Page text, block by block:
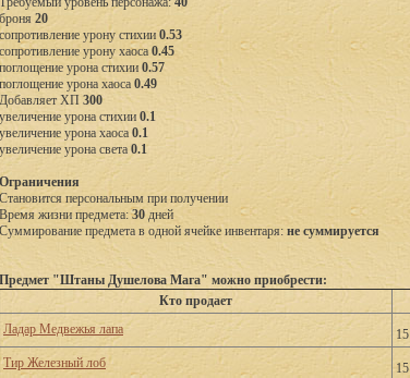
броня 20
сопротивление урону стихии 0.53
сопротивление урону хаоса 0.45
поглощение урона стихии 0.57
поглощение урона хаоса 0.49
Добавляет ХП 300
увеличение урона стихии 0.1
увеличение урона хаоса 0.1
увеличение урона света 0.1
Ограничения
Становится персональным при получении
Время жизни предмета:30 дней
Суммирование предмета в одной ячейке инвентаря: не суммируется
Предмет "Штаны Душелова Мага" можно приобрести:
Кто продает
Ладар Медвежья лапа
15
Тир Железный лоб 15